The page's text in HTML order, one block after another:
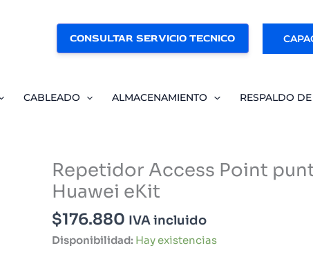
CONSULTAR SERVICIO TECNICO
CABLEADO ALMACENAMIENTO RESPALDO
Repetidor Access Point
Huawei eKit
$176.880 IVA incluido
Disponibilidad: Hay existencias